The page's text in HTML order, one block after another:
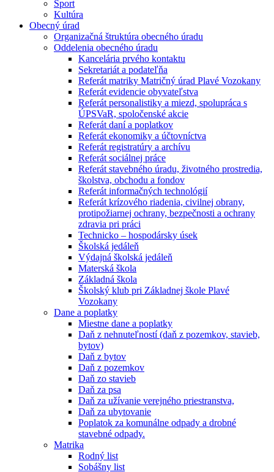
Šport
Kultúra
Obecný úrad
Organizačná štruktúra obecného úradu
Oddelenia obecného úradu
Kancelária prvého kontaktu
Sekretariát a podateľňa
Referát matriky Matričný úrad Plavé Vozokany
Referát evidencie obyvateľstva
Referát personalistiky a miezd, spolupráca s
ÚPSVaR, spoločenské akcie
Referát daní a poplatkov
Referát ekonomiky a účtovníctva
Referát registratúry a archívu
Referát sociálnej práce
Referát stavebného úradu, životného prostredia,
školstva, obchodu a fondov
Referát informačných technológií
Referát krízového riadenia, civilnej obrany,
protipožiarnej ochrany, bezpečnosti a ochrany
zdravia pri práci
Technicko – hospodársky úsek
Školská jedáleň
Výdajná školská jedáleň
Materská škola
Základná škola
Školský klub pri Základnej škole Plavé
Vozokany
Dane a poplatky
Miestne dane a poplatky
Daň z nehnuteľností (daň z pozemkov, stavieb,
bytov)
Daň z bytov
Daň z pozemkov
Daň zo stavieb
Daň za psa
Daň za užívanie verejného priestranstva,
Daň za ubytovanie
Poplatok za komunálne odpady a drobné
stavebné odpady.
Matrika
Rodný list
Sobášny list